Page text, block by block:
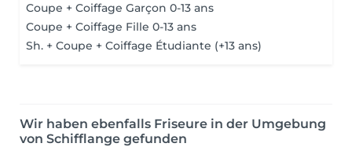
Coupe + Coiffage Garçon 0-13 ans
Coupe + Coiffage Fille 0-13 ans
Sh. + Coupe + Coiffage Étudiante (+13 ans)
Wir haben ebenfalls Friseure in der Umgebung
von Schifflange gefunden